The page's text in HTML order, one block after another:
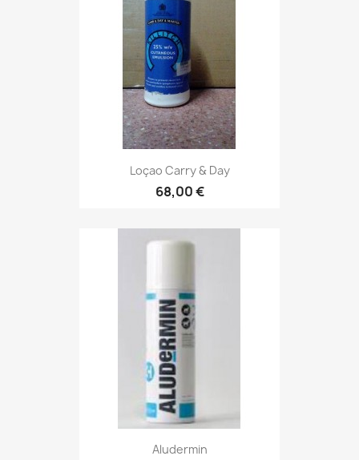
Loçao Carry & Day
68,00 €
Aludermin